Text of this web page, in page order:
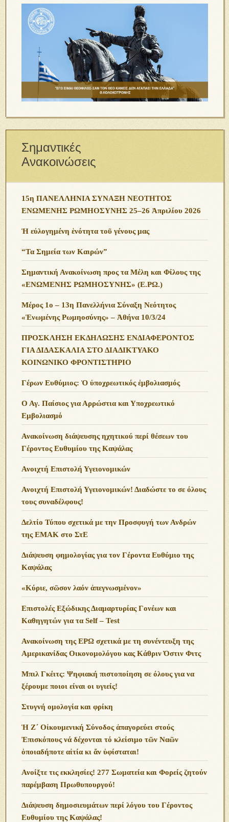
Σημαντικές
Ανακοινώσεις
15η ΠΑΝΕΛΛΗΝΙΑ ΣΥΝΑΞΗ ΝΕΟΤΗΤΟΣ
ΕΝΩΜΕΝΗΣ ΡΩΜΗΟΣΥΝΗΣ 25–26 Ἀπριλίου 2026
Ἡ εὐλογημένη ἑνότητα τοῦ γένους μας
“Τα Σημεία των Καιρών”
Σημαντική Ανακοίνωση προς τα Μέλη και Φίλους της
«ΕΝΩΜΕΝΗΣ ΡΩΜΗΟΣΥΝΗΣ» (Ε.ΡΩ.)
Μέρος 1ο – 13η Πανελλήνια Σύναξη Νεότητος
«Ἑνωμένης Ρωμηοσύνης» – Ἀθήνα 10/3/24
ΠΡΟΣΚΛΗΣΗ ΕΚΔΗΛΩΣΗΣ ΕΝΔΙΑΦΕΡΟΝΤΟΣ
ΓΙΑ ΔΙΔΑΣΚΑΛΙΑ ΣΤΟ ΔΙΑΔΙΚΤΥΑΚΟ
ΚΟΙΝΩΝΙΚΟ ΦΡΟΝΤΙΣΤΗΡΙΟ
Γέρων Ευθύμιος: Ὁ ὑποχρεωτικός ἐμβολιασμός
Ο Αγ. Παίσιος για Αρρώστια και Υποχρεωτικό
Εμβολιασμό
Ανακοίνωση διάψευσης ηχητικού περί θέσεων του
Γέροντος Ευθυμίου της Καψάλας
Ανοιχτή Επιστολή Υγειονομικών
Ανοιχτή Επιστολή Υγειονομικών! Διαδώστε το σε όλους
τους συναδέλφους!
Δελτίο Τύπου σχετικά με την Προσφυγή των Ανδρών
της ΕΜΑΚ στο ΣτΕ
Διάψευση φημολογίας για τον Γέροντα Ευθύμιο της
Καψάλας
«Κύριε, σῶσον λαόν ἀπεγνωσμένον»
Επιστολές Εξώδικης Διαμαρτυρίας Γονέων και
Καθηγητών για τα Self – Test
Ανακοίνωση της ΕΡΩ σχετικά με τη συνέντευξη της
Αμερικανίδας Οικονομολόγου κας Κάθριν Όστιν Φιτς
Μπιλ Γκέιτς: Ψηφιακή πιστοποίηση σε όλους για να
ξέρουμε ποιοι είναι οι υγιείς!
Στυγνή ομολογία και φρίκη
Ἡ Ζ΄ Οἰκουμενική Σύνοδος ἀπαγορεύει στούς
Ἐπισκόπους νά δέχονται τό κλείσιμο τῶν Ναῶν
ὁποιαδήποτε αἰτία κι ἄν ὑφίσταται!
Ανoίξτε τις εκκλησίες! 277 Σωματεία και Φορείς ζητούν
παρέμβαση Πρωθυπουργού!
Διάψευση δημοσιευμάτων περί λόγου του Γέροντος
Ευθυμίου της Καψάλας!